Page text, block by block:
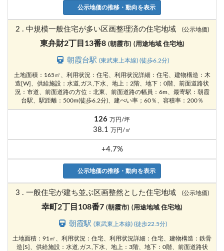
公示地価の推移・動向を表示
2 . 中規模一般住宅が多い区画整理済の住宅地域 (公示地価)
東弁財2丁目13番8 (朝霞市) (用途地域 住宅地)
朝霞台駅 (東武東上本線) (徒歩6.2分)
土地面積：165㎡、利用状況：住宅、利用状況詳細：住宅、建物構造：木
造[W]、供給施設：水道,ガス,下水、地上：2階、地下：0階、前面道路状
況：市道、前面道路の方位：北東、前面道路の幅員：6m、最寄駅：朝霞
台駅、駅距離：500m(徒歩6.2分)、建ぺい率；60％、容積率：200％
126 万円/坪
38.1 万円/㎡
+4.7%
公示地価の推移・動向を表示
3 . 一般住宅が建ち並ぶ区画整然とした住宅地域 (公示地価)
幸町2丁目108番7 (朝霞市) (用途地域 住宅地)
朝霞駅 (東武東上本線) (徒歩22.5分)
土地面積：91㎡、利用状況：住宅、利用状況詳細：住宅、建物構造：鉄骨
造[S]、供給施設：水道,ガス,下水、地上：3階、地下：0階、前面道路状